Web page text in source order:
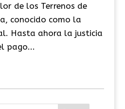
de los Terrenos de
conocido como la
Hasta ahora la justicia
pago...